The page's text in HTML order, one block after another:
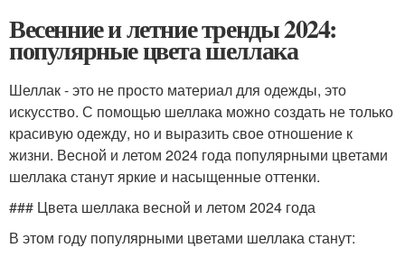
Весенние и летние тренды 2024:
популярные цвета шеллака
Шеллак - это не просто материал для одежды, это
искусство. С помощью шеллака можно создать не только
красивую одежду, но и выразить свое отношение к
жизни. Весной и летом 2024 года популярными цветами
шеллака станут яркие и насыщенные оттенки.
### Цвета шеллака весной и летом 2024 года
В этом году популярными цветами шеллака станут: